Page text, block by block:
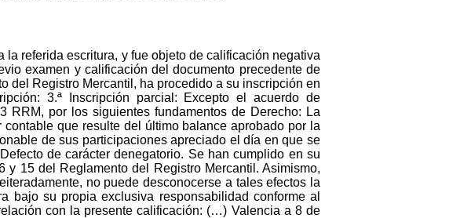
referida escritura, y fue objeto de calificación negativa
examen y calificación del documento precedente de
del Registro Mercantil, ha procedido a su inscripción en
3.ª Inscripción parcial: Excepto el acuerdo de
RRM, por los siguientes fundamentos de Derecho: La
que resulte del último balance aprobado por la
de sus participaciones apreciado el día en que se
de carácter denegatorio. Se han cumplido en su
15 del Reglamento del Registro Mercantil. Asimismo,
no puede desconocerse a tales efectos la
bajo su propia exclusiva responsabilidad conforme al
con la presente calificación: (…) Valencia a 8 de